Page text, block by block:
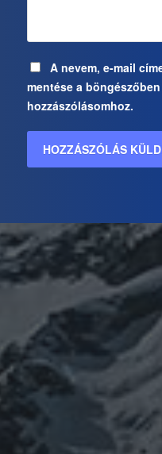
A nevem, e-mail
mentése a
hozzászólásomhoz.